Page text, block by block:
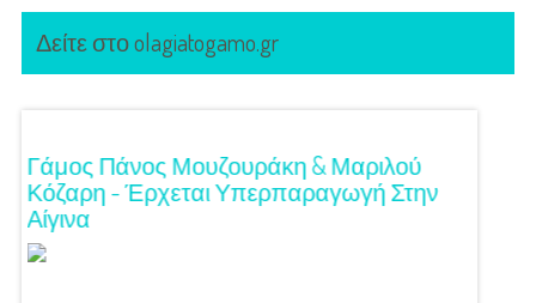
Δείτε στο olagiatogamo.gr
Γάμος Πάνος Μουζουράκη & Μαριλού
Κόζαρη - Έρχεται Υπερπαραγωγή Στην
Αίγινα